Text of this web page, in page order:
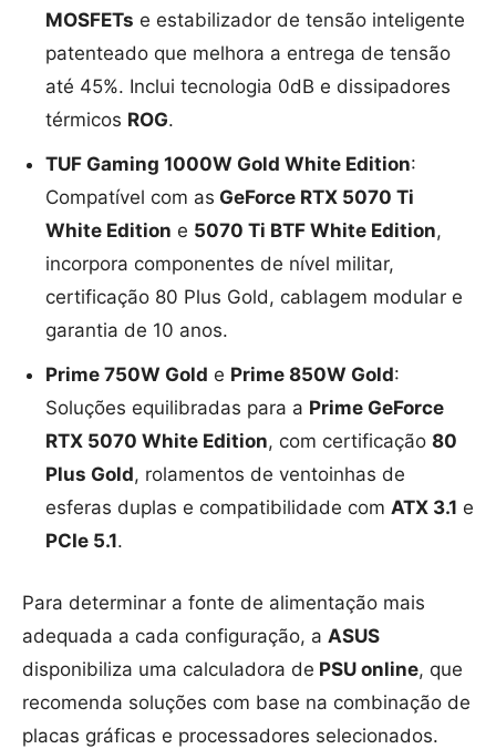
MOSFETs e estabilizador de tensão inteligente
patenteado que melhora a entrega de tensão
até 45%. Inclui tecnologia 0dB e dissipadores
térmicos ROG.
TUF Gaming 1000W Gold White Edition:
Compatível com as GeForce RTX 5070 Ti
White Edition e 5070 Ti BTF White Edition,
incorpora componentes de nível militar,
certificação 80 Plus Gold, cablagem modular e
garantia de 10 anos.
Prime 750W Gold e Prime 850W Gold:
Soluções equilibradas para a Prime GeForce
RTX 5070 White Edition, com certificação 80
Plus Gold, rolamentos de ventoinhas de
esferas duplas e compatibilidade com ATX 3.1 e
PCIe 5.1.
Para determinar a fonte de alimentação mais
adequada a cada configuração, a ASUS
disponibiliza uma calculadora de PSU online, que
recomenda soluções com base na combinação de
placas gráficas e processadores selecionados.